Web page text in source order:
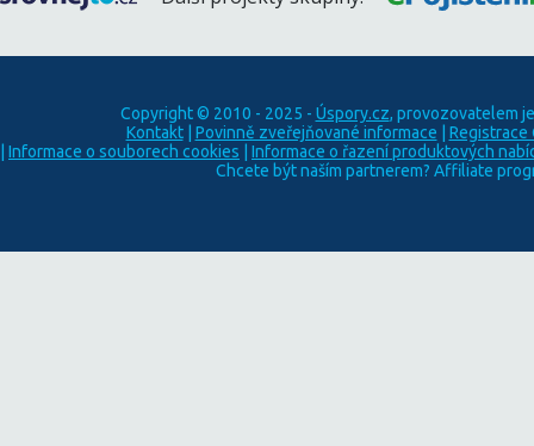
Copyright © 2010 - 2025 - Úspory.cz, provozovatelem
Kontakt| Povinně zveřejňované informace
Registrace
Informace o souborech cookies
Informace o řazení produktových
Chcete být naším partnerem? Affiliate